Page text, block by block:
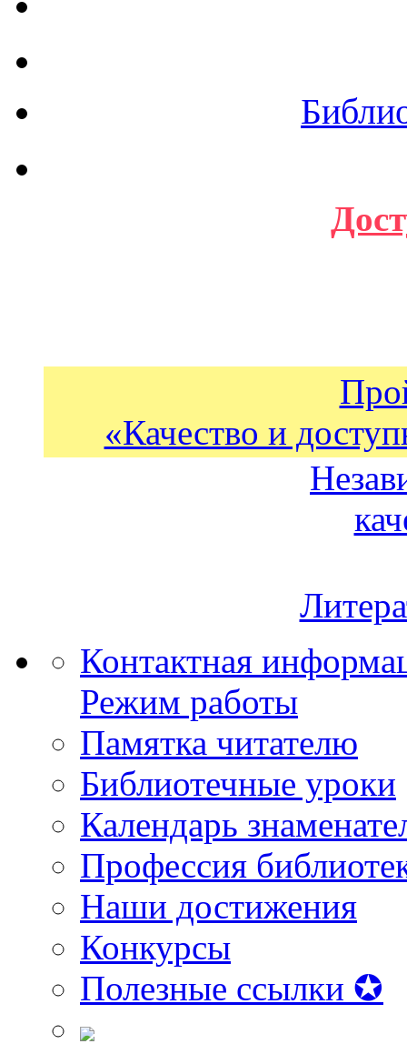
«Качество и
Контактная
Режим работы
Памятка читателю
Библиотечные уроки
Календарь
Профессия
Наши достижения
Конкурсы
Полезные ссылки ✪